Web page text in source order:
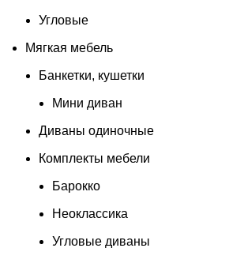
Угловые
Мягкая мебель
Банкетки, кушетки
Мини диван
Диваны одиночные
Комплекты мебели
Барокко
Неоклассика
Угловые диваны